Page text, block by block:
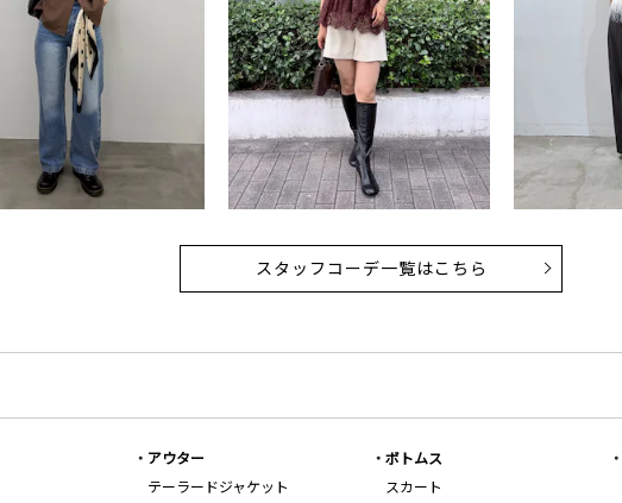
スタッフコーデ一覧はこちら
アウター
テーラードジャケット
ボトムス
スカート